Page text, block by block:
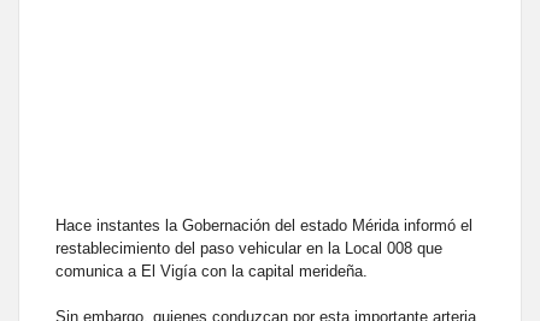
Hace instantes la Gobernación del estado Mérida informó el
restablecimiento del paso vehicular en la Local 008 que
comunica a El Vigía con la capital merideña.
Sin embargo, quienes conduzcan por esta importante arteria